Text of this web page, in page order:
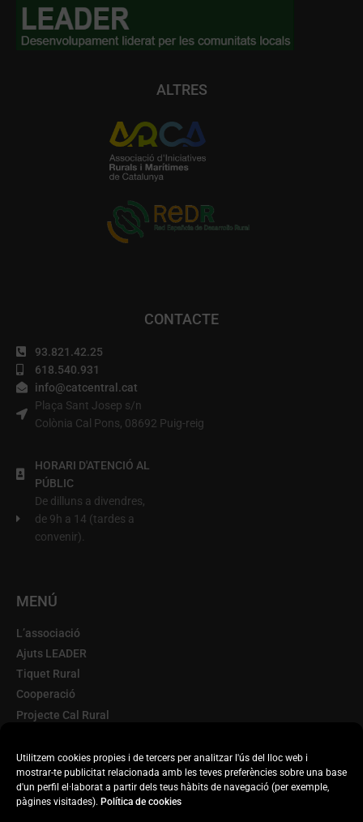
Utilitzem cookies propies i de tercers per analitzar l'ús del lloc web i
mostrar-te publicitat relacionada amb les teves preferències sobre una base
d'un perfil el·laborat a partir dels teus hàbits de navegació (per exemple,
pàgines visitades). Política de cookies
ALTRES
CONTACTE
93.821.42.25
618.540.931
info@catcentral.cat
Plaça Sant Josep s/n
Colònia Cal Pons, 08692 Puig-reig
HORARI D'ATENCIÓ AL
PÚBLIC
De dilluns a divendres,
de 9h a 14 (tardes a
convenir).
MENÚ
L’associació
Ajuts LEADER
Tiquet Rural
Cooperació
Projecte Cal Rural
Escorxador Mòbil
Transparència
Actualitat